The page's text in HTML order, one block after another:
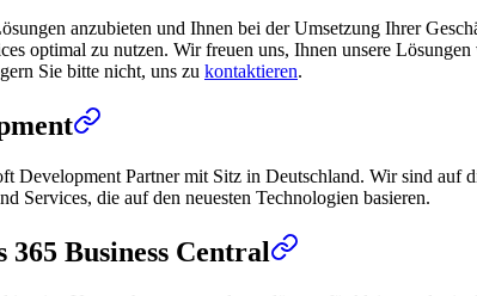
anzubieten und Ihnen bei der Umsetzung Ihrer
optimal zu nutzen. Wir freuen uns, Ihnen unsere
Sie bitte nicht, uns zu kontaktieren.
Development Partner mit Sitz in Deutschland. Wir sind
Services, die auf den neuesten Technologien basieren.
Business Central